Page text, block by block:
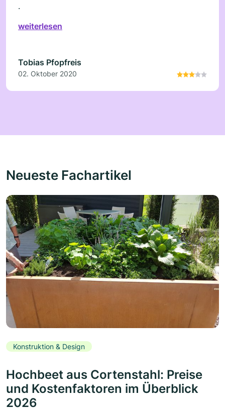
.
weiterlesen
Tobias Pfopfreis
02. Oktober 2020
Neueste Fachartikel
Konstruktion & Design
Hochbeet aus Cortenstahl: Preise
und Kostenfaktoren im Überblick
2026